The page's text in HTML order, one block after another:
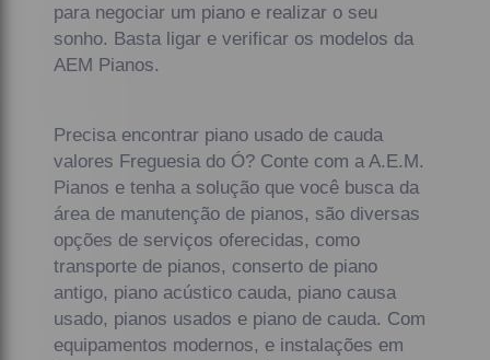
para negociar um piano e realizar o seu
sonho. Basta ligar e verificar os modelos da
AEM Pianos.
Precisa encontrar piano usado de cauda
valores Freguesia do Ó? Conte com a A.E.M.
Pianos e tenha a solução que você busca da
área de manutenção de pianos, são diversas
opções de serviços oferecidas, como
transporte de pianos, conserto de piano
antigo, piano acústico cauda, piano causa
usado, pianos usados e piano de cauda. Com
equipamentos modernos, e instalações em